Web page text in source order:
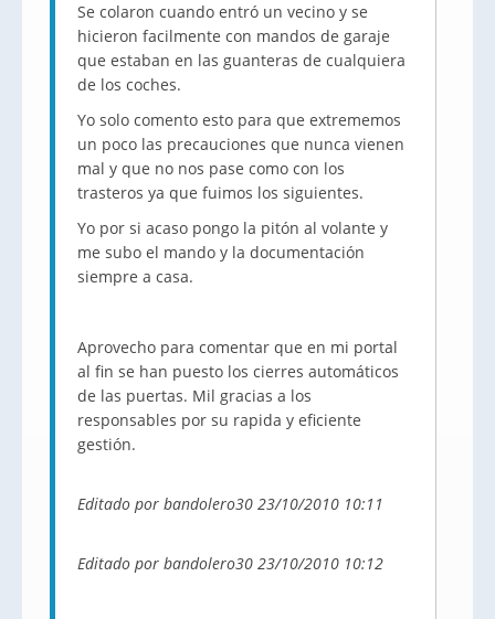
Se colaron cuando entró un vecino y se
hicieron facilmente con mandos de garaje
que estaban en las guanteras de cualquiera
de los coches.
Yo solo comento esto para que extrememos
un poco las precauciones que nunca vienen
mal y que no nos pase como con los
trasteros ya que fuimos los siguientes.
Yo por si acaso pongo la pitón al volante y
me subo el mando y la documentación
siempre a casa.
Aprovecho para comentar que en mi portal
al fin se han puesto los cierres automáticos
de las puertas. Mil gracias a los
responsables por su rapida y eficiente
gestión.
Editado por bandolero30 23/10/2010 10:11
Editado por bandolero30 23/10/2010 10:12